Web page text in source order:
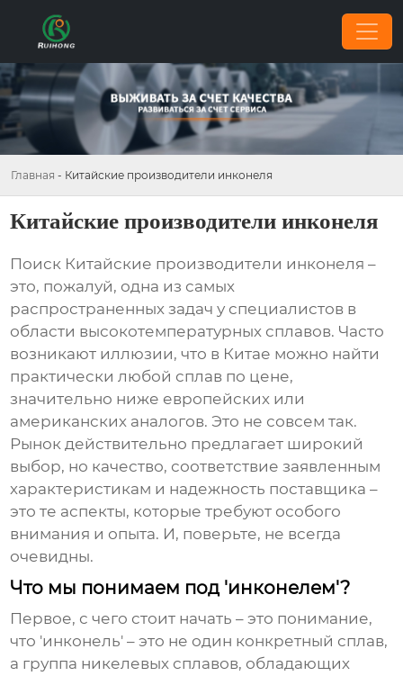
Главная - Китайские производители инконеля
Китайские производители инконеля
Поиск Китайские производители инконеля –
это, пожалуй, одна из самых
распространенных задач у специалистов в
области высокотемпературных сплавов. Часто
возникают иллюзии, что в Китае можно найти
практически любой сплав по цене,
значительно ниже европейских или
американских аналогов. Это не совсем так.
Рынок действительно предлагает широкий
выбор, но качество, соответствие заявленным
характеристикам и надежность поставщика –
это те аспекты, которые требуют особого
внимания и опыта. И, поверьте, не всегда
очевидны.
Что мы понимаем под 'инконелем'?
Первое, с чего стоит начать – это понимание,
что 'инконель' – это не один конкретный сплав,
а группа никелевых сплавов, обладающих